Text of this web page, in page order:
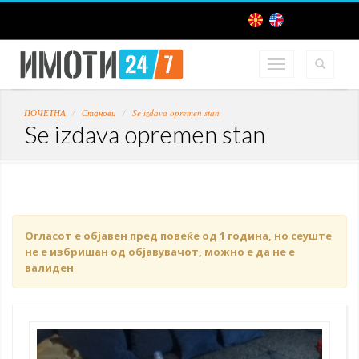
ПОЧЕТНА Станови Se izdava opremen stan
Se izdava opremen stan
Огласот е објавен пред повеќе од 1 година, но сеуште
не е избришан од објавувачот, можно е да не е
валиден